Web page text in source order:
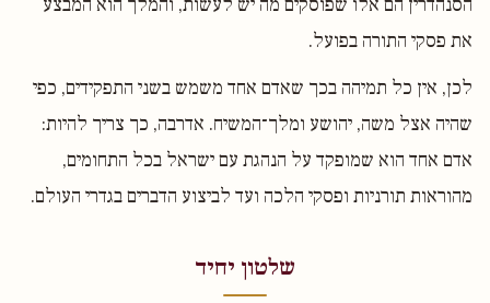
את פסקי התורה בפועל.
לכן, אין כל תמיהה בכך שאדם אחד משמש בשני התפקידים, כפי
שהיה אצל משה, יהושע ומלך־המשיח. אדרבה, כך צריך להיות:
אדם אחד הוא שמופקד על הנהגת עם ישראל בכל התחומים,
מהוראות תורניות ופסקי הלכה ועד לביצוע הדברים בגדרי העולם.
שלטון יחיד